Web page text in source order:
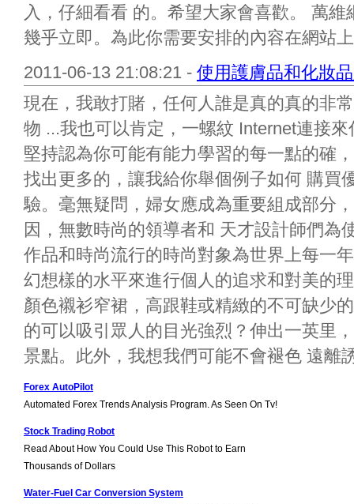
入，仔細看看 的。希望大家會喜歡。 萬
幾乎立即。為此你需要安排的內容在網站
2011-06-13 21:08:21 - 使用護膚品和化妝
現在，我敢打賭，任何人誰是真的真的非
物 ...我也可以肯定，一螺紋 Internet連接
堅持認為你可能有能力學習的每一點的確
找出更多的，讓我給你舉個例子如何 購買
驗。毫無疑問，婦女應成為重要組成部分
因，無數時尚的領導者和 天才設計師們為
作品和時尚流行的時尚對象為世界上每一
幻想樣的水平來進行個人的追求和對美的
顏色襯衫窄裙，高跟鞋或精緻的不可缺少
的可以吸引眾人的目光強烈？伸出一英里
景點。此外，我想我們可能不會褪色 遠離
Forex AutoPilot
Automated Forex Trends Analysis Program. As Seen On Tv!
Stock Trading Robot
Read About How You Could Use This Robot to Earn
Thousands of Dollars
Water-Fuel Car Conversion System